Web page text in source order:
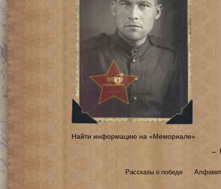
Найти информацию на «Мемориале»
←
Рассказы о победе